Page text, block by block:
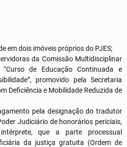
em dois imóveis próprios do PJES;
da Comissão Multidisciplinar
de Educação Continuada e
promovido pela Secretaria
Deficiência e Mobilidade Reduzida de
pela designação do tradutor
Judiciário de honorários periciais,
que a parte processual
da justiça gratuita (Ordem de